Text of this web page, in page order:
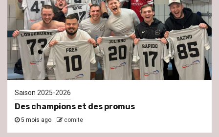
Saison 2025-2026
Des champions et des promus
5 mois ago comite